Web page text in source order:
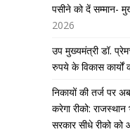
पसीने को दें सम्मान-
2026
उप मुख्यमंत्री डॉ.
रुपये के विकास कार्यों
निकायों की तर्ज पर
करेगा रीको:
सरकार सीधे रीको को